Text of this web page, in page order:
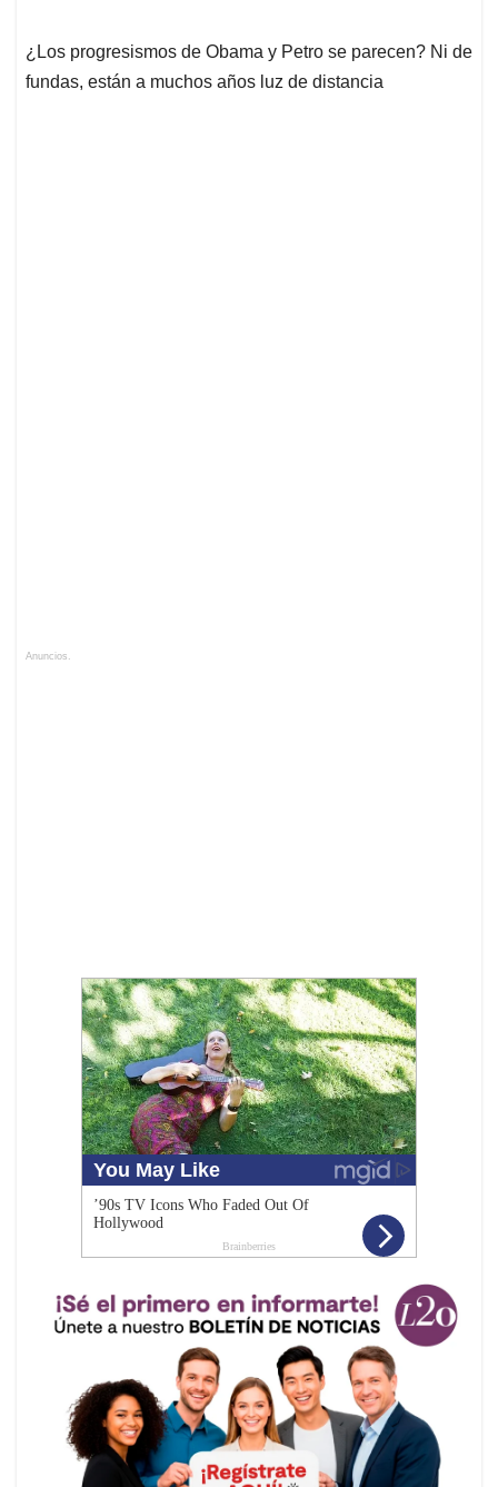
¿Los progresismos de Obama y Petro se parecen? Ni de
fundas, están a muchos años luz de distancia
Anuncios.